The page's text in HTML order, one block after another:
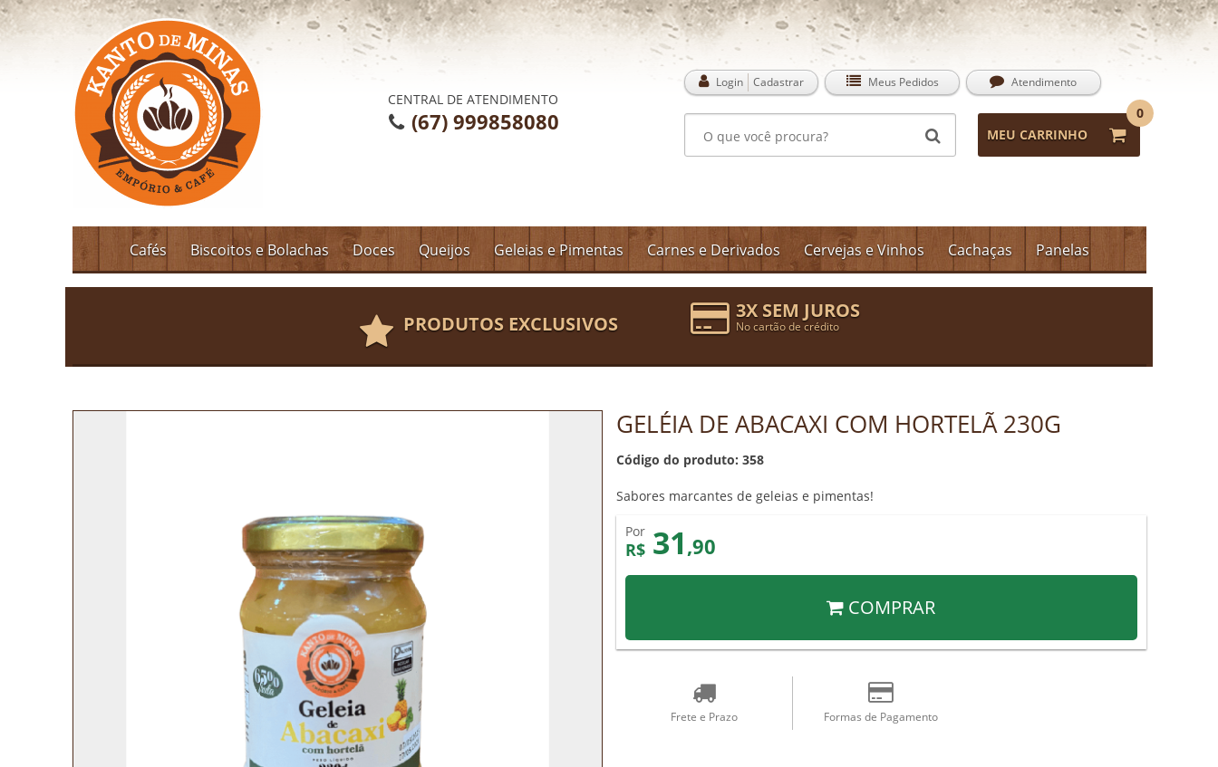
CENTRAL DE ATENDIMENTO
(67) 999858080
Login Cadastrar Meus Pedidos Atendimento
MEU CARRINHO
0
Cafés Biscoitos e Bolachas Doces Queijos Geleias e Pimentas Carnes e Derivados Cervejas e Vinhos Cachaças Panelas
PRODUTOS EXCLUSIVOS
3X SEM JUROS
No cartão de crédito
GELÉIA DE ABACAXI COM HORTELÃ 230G
Código do produto: 358
Sabores marcantes de geleias e pimentas!
Por
R$ 31 ,90
COMPRAR
Frete e Prazo Formas de Pagamento